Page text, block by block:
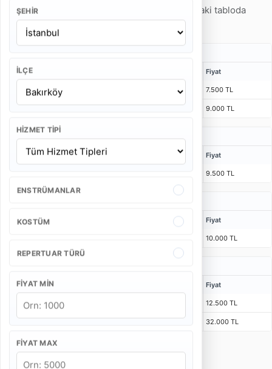
ŞEHIR
İLÇE
HIZMET TIPI
ENSTRÜMANLAR
KOSTÜM
REPERTUAR TÜRÜ
FIYAT MIN
FIYAT MAX
çıkabilmektedir. Detaylı fiyat örneklerini aşağıdaki tabloda
inceleyebilirsiniz.
Fiyat
7.500 TL
9.000 TL
Bulunma Süresi Fiyat
9.500 TL
Fiyat
10.000 TL
Fiyat
12.500 TL
32.000 TL
İstanbul Bakırköy Bando Takımı